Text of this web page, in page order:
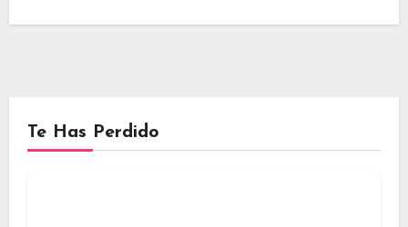
Te Has Perdido